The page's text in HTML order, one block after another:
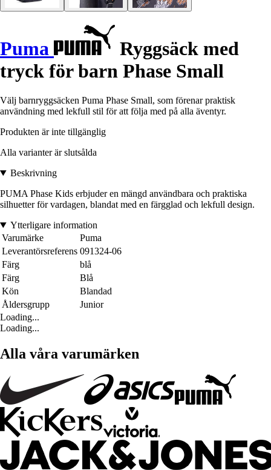
Puma
Ryggsäck med
tryck för barn Phase Small
Välj barnryggsäcken Puma Phase Small, som förenar praktisk
användning med lekfull stil för att följa med på alla äventyr.
Produkten är inte tillgänglig
Alla varianter är slutsålda
Beskrivning
PUMA Phase Kids erbjuder en mängd användbara och praktiska
silhuetter för vardagen, blandat med en färgglad och lekfull design.
Ytterligare information
Varumärke
Puma
Leverantörsreferens 091324-06
Färg
blå
Färg
Blå
Kön
Blandad
Åldersgrupp
Junior
Loading...
Loading...
Alla våra varumärken